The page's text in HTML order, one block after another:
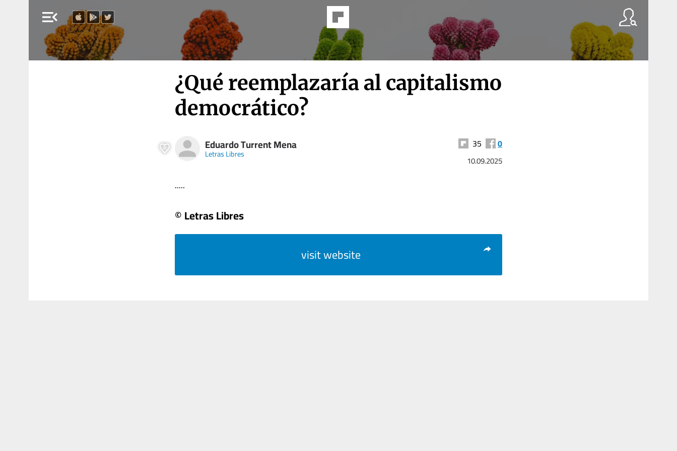
menu_open
¿Qué reemplazaría al capitalismo
democrático?
Eduardo Turrent Mena
Letras Libres
35 0
10.09.2025
.....
© Letras Libres
visit website